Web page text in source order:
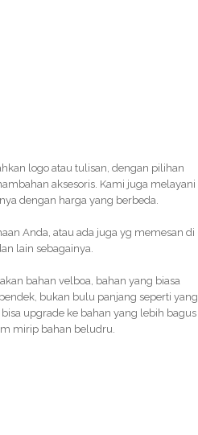
logo atau tulisan, dengan pilihan
aksesoris. Kami juga melayani
dengan harga yang berbeda.
Anda, atau ada juga yg memesan di
lain sebagainya.
bahan velboa, bahan yang biasa
bukan bulu panjang seperti yang
upgrade ke bahan yang lebih bagus
mirip bahan beludru.